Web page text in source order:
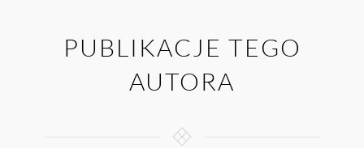
PUBLIKACJE TEGO
AUTORA